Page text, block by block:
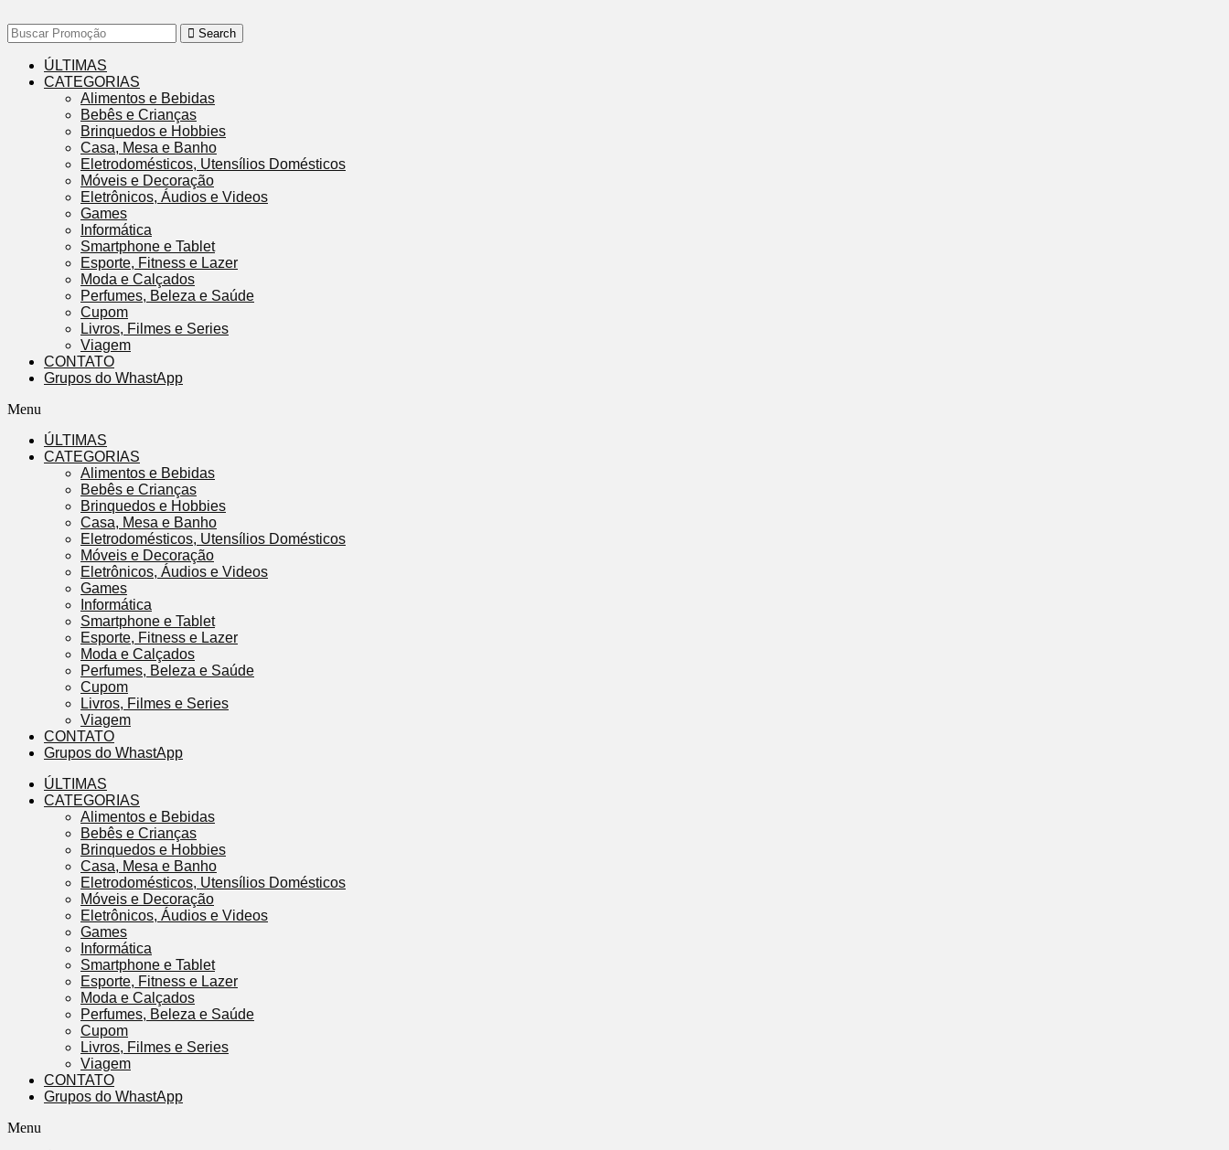
Search
ÚLTIMAS
CATEGORIAS
Alimentos e Bebidas
Bebês e Crianças
Brinquedos e Hobbies
Casa, Mesa e Banho
Eletrodomésticos, Utensílios Domésticos
Móveis e Decoração
Eletrônicos, Áudios e Videos
Games
Informática
Smartphone e Tablet
Esporte, Fitness e Lazer
Moda e Calçados
Perfumes, Beleza e Saúde
Cupom
Livros, Filmes e Series
Viagem
CONTATO
Grupos do WhastApp
Menu
ÚLTIMAS
CATEGORIAS
Alimentos e Bebidas
Bebês e Crianças
Brinquedos e Hobbies
Casa, Mesa e Banho
Eletrodomésticos, Utensílios Domésticos
Móveis e Decoração
Eletrônicos, Áudios e Videos
Games
Informática
Smartphone e Tablet
Esporte, Fitness e Lazer
Moda e Calçados
Perfumes, Beleza e Saúde
Cupom
Livros, Filmes e Series
Viagem
CONTATO
Grupos do WhastApp
ÚLTIMAS
CATEGORIAS
Alimentos e Bebidas
Bebês e Crianças
Brinquedos e Hobbies
Casa, Mesa e Banho
Eletrodomésticos, Utensílios Domésticos
Móveis e Decoração
Eletrônicos, Áudios e Videos
Games
Informática
Smartphone e Tablet
Esporte, Fitness e Lazer
Moda e Calçados
Perfumes, Beleza e Saúde
Cupom
Livros, Filmes e Series
Viagem
CONTATO
Grupos do WhastApp
Menu